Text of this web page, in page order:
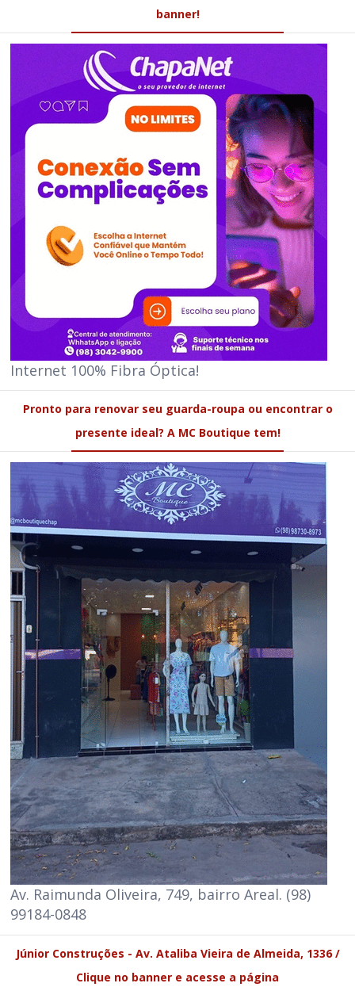
banner!
Internet 100% Fibra Óptica!
Pronto para renovar seu guarda-roupa ou encontrar o
presente ideal? A MC Boutique tem!
Av. Raimunda Oliveira, 749, bairro Areal. (98)
99184-0848
Júnior Construções - Av. Ataliba Vieira de Almeida, 1336 /
Clique no banner e acesse a página